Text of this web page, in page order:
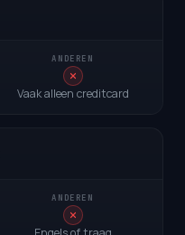
Vaak alleen creditcard